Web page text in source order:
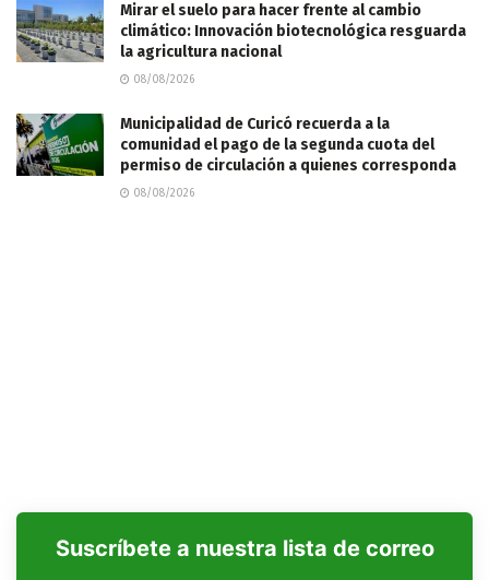
Mirar el suelo para hacer frente al cambio
climático: Innovación biotecnológica resguarda
la agricultura nacional
08/08/2026
Municipalidad de Curicó recuerda a la
comunidad el pago de la segunda cuota del
permiso de circulación a quienes corresponda
08/08/2026
Suscríbete a nuestra lista de correo